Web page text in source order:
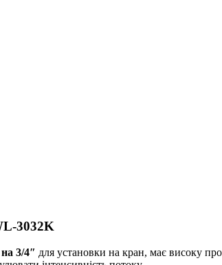
3032K
3/4″ для установки на кран, має високу